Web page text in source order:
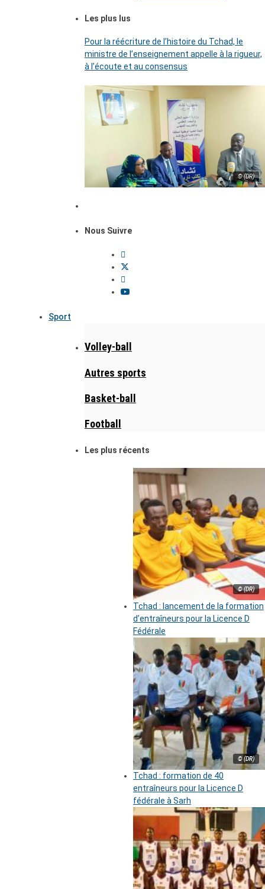
Les plus lus
Pour la réécriture de l’histoire du Tchad, le
ministre de l’enseignement appelle à la rigueur,
à l’écoute et au consensus
© (DR)
Nous Suivre
Sport
Volley-ball
Autres sports
Basket-ball
Football
Les plus récents
© (DR)
Tchad : lancement de la formation
d’entraîneurs pour la Licence D
Fédérale
© (DR)
Tchad : formation de 40
entraîneurs pour la Licence D
fédérale à Sarh